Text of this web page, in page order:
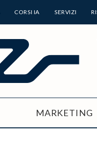
CORSI IA SERVIZI
MARKETING